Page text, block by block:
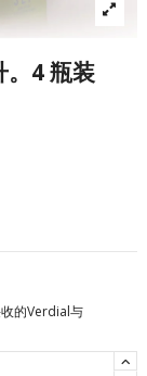
4 瓶装
的Verdial与